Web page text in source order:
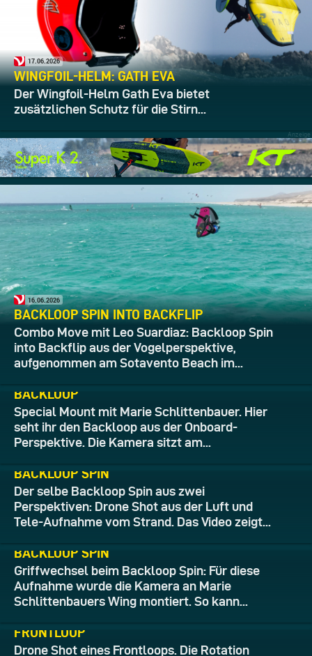
17.06.2026
WINGFOIL-HELM: GATH EVA
Der Wingfoil-Helm Gath Eva bietet
zusätzlichen Schutz für die Stirn...
16.06.2026
BACKLOOP SPIN INTO BACKFLIP
Combo Move mit Leo Suardiaz: Backloop Spin
into Backflip aus der Vogelperspektive,
aufgenommen am Sotavento Beach im...
BACKLOOP
Special Mount mit Marie Schlittenbauer. Hier
seht ihr den Backloop aus der Onboard-
Perspektive. Die Kamera sitzt am...
BACKLOOP SPIN
Der selbe Backloop Spin aus zwei
Perspektiven: Drone Shot aus der Luft und
Tele-Aufnahme vom Strand. Das Video zeigt...
BACKLOOP SPIN
Griffwechsel beim Backloop Spin: Für diese
Aufnahme wurde die Kamera an Marie
Schlittenbauers Wing montiert. So kann...
FRONTLOOP
Drone Shot eines Frontloops. Die Rotation